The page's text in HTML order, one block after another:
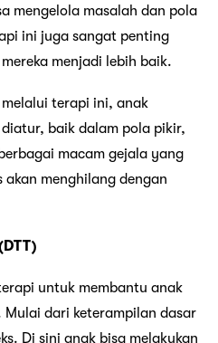
mengelola masalah dan pola
ini juga sangat penting
menjadi lebih baik.
terapi ini, anak
baik dalam pola pikir,
macam gejala yang
menghilang dengan
untuk membantu anak
Mulai dari keterampilan dasar
Di sini anak bisa melakukan